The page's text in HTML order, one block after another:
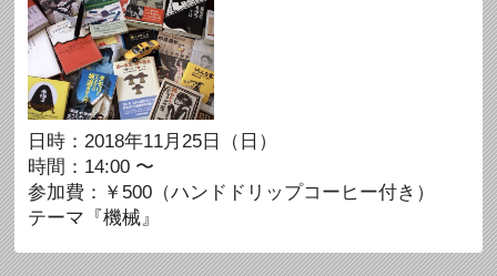
日時：2018年11月25日（日）
時間：14:00 〜
参加費：￥500（ハンドドリップコーヒー付き）
テーマ『機械』